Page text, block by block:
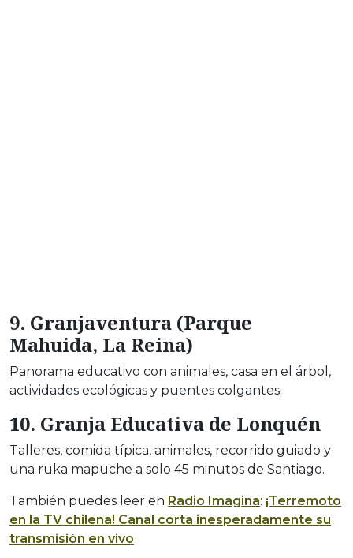
9. Granjaventura (Parque
Mahuida, La Reina)
Panorama educativo con animales, casa en el árbol,
actividades ecológicas y puentes colgantes.
10. Granja Educativa de Lonquén
Talleres, comida típica, animales, recorrido guiado y
una ruka mapuche a solo 45 minutos de Santiago.
También puedes leer en Radio Imagina: ¡Terremoto
en la TV chilena! Canal corta inesperadamente su
transmisión en vivo